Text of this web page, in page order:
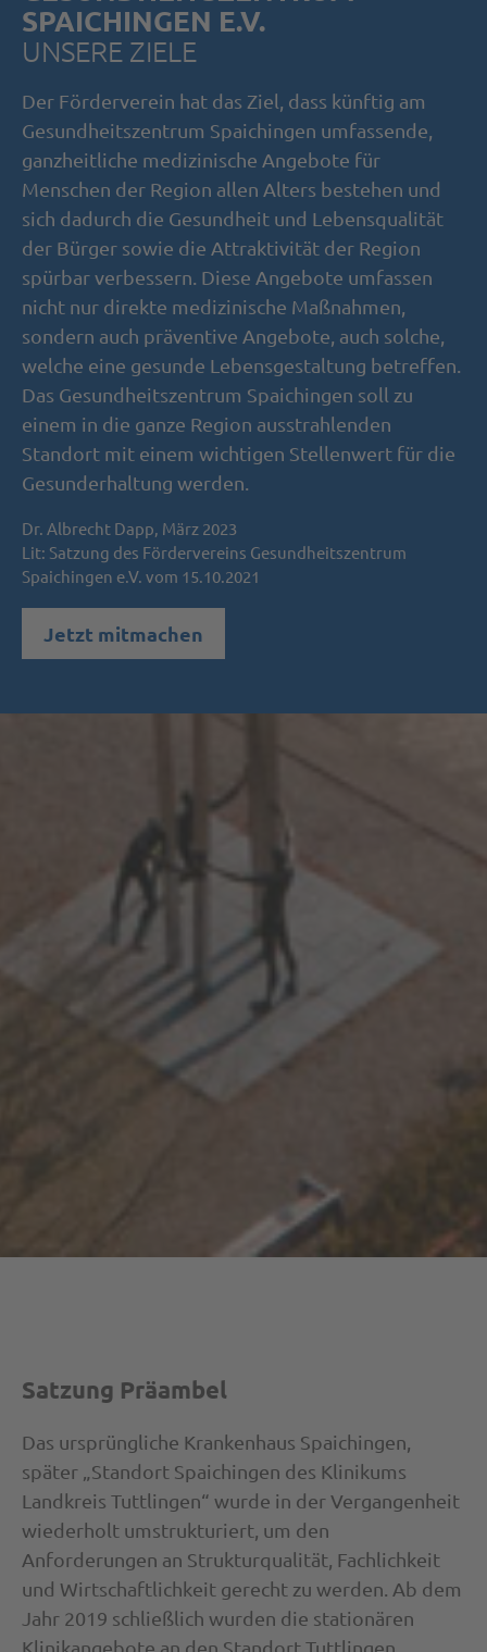
SPAICHINGEN E.V.
UNSERE ZIELE
Der Förderverein hat das Ziel, dass künftig am
Gesundheitszentrum Spaichingen umfassende,
ganzheitliche medizinische Angebote für
Menschen der Region allen Alters bestehen und
sich dadurch die Gesundheit und Lebensqualität
der Bürger sowie die Attraktivität der Region
spürbar verbessern. Diese Angebote umfassen
nicht nur direkte medizinische Maßnahmen,
sondern auch präventive Angebote, auch solche,
welche eine gesunde Lebensgestaltung betreffen.
Das Gesundheitszentrum Spaichingen soll zu
einem in die ganze Region ausstrahlenden
Standort mit einem wichtigen Stellenwert für die
Gesunderhaltung werden.
Dr. Albrecht Dapp, März 2023
Lit: Satzung des Fördervereins Gesundheitszentrum
Spaichingen e.V. vom 15.10.2021
Jetzt mitmachen
Satzung Präambel
Das ursprüngliche Krankenhaus Spaichingen,
später „Standort Spaichingen des Klinikums
Landkreis Tuttlingen“ wurde in der Vergangenheit
wiederholt umstrukturiert, um den
Anforderungen an Strukturqualität, Fachlichkeit
und Wirtschaftlichkeit gerecht zu werden. Ab dem
Jahr 2019 schließlich wurden die stationären
Klinikangebote an den Standort Tuttlingen